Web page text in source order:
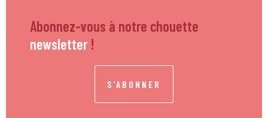
Abonnez-vous à notre chouette
newsletter !
S'ABONNER